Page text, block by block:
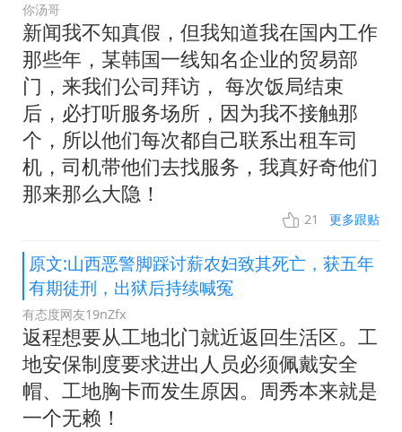
你汤哥
新闻我不知真假，但我知道我在国内工作
那些年，某韩国一线知名企业的贸易部
门，来我们公司拜访， 每次饭局结束
后，必打听服务场所，因为我不接触那
个，所以他们每次都自己联系出租车司
机，司机带他们去找服务，我真好奇他们
那来那么大隐！
21 更多跟贴
原文:山西恶警脚踩讨薪农妇致其死亡，获五年
有期徒刑，出狱后持续喊冤
有态度网友19nZfx
返程想要从工地北门就近返回生活区。工
地安保制度要求进出人员必须佩戴安全
帽、工地胸卡而发生原因。周秀本来就是
一个无赖！